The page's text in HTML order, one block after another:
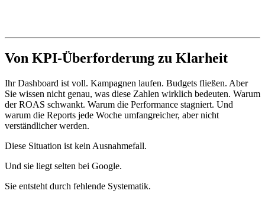
Von KPI-Überforderung zu Klarheit
Ihr Dashboard ist voll. Kampagnen laufen. Budgets fließen. Aber
Sie wissen nicht genau, was diese Zahlen wirklich bedeuten. Warum
der ROAS schwankt. Warum die Performance stagniert. Und
warum die Reports jede Woche umfangreicher, aber nicht
verständlicher werden.
Diese Situation ist kein Ausnahmefall.
Und sie liegt selten bei Google.
Sie entsteht durch fehlende Systematik.